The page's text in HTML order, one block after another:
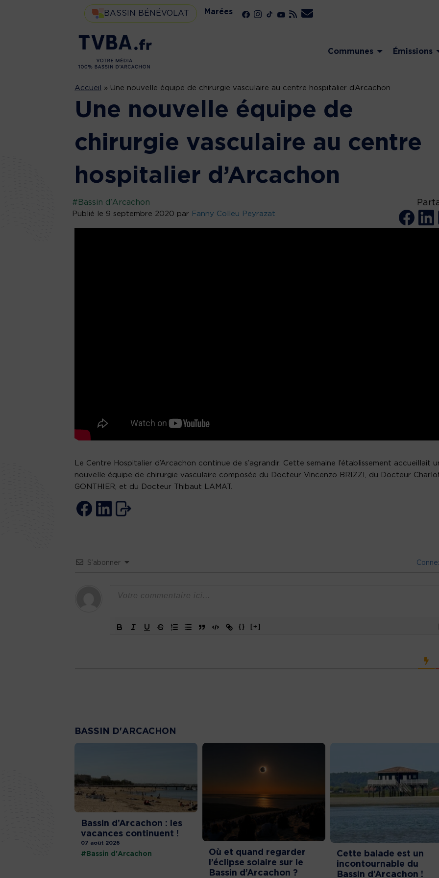
BASSIN BÉNÉVOLAT Marées
Communes Émissions
Accueil » Une nouvelle équipe de chirurgie vasculaire au centre hospitalier d’Arcachon
Une nouvelle équipe de
chirurgie vasculaire au centre
hospitalier d’Arcachon
#Bassin d'Arcachon
Publié le 9 septembre 2020 par Fanny Colleu Peyrazat
Le Centre Hospitalier d’Arcachon continue de s’agrandir. Cette semaine l’établissement accueillait
nouvelle équipe de chirurgie vasculaire composée du Docteur Vincenzo BRIZZI, du Docteur
GONTHIER, et du Docteur Thibaut LAMAT.
S’abonner
{} [+]
BASSIN D'ARCACHON
Bassin d’Arcachon : les
vacances continuent !
07 août 2026
#Bassin d'Arcachon
Où et quand regarder
l’éclipse solaire sur le
Bassin d’Arcachon ?
Cette balade est un
incontournable du
Bassin d’Arcachon !